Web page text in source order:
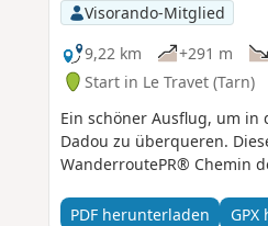
Visorando-Mitglied
9,22 km
+291 m
Start in Le Travet (Tarn)
Ein schöner Ausflug, um
Dadou zu überqueren.
WanderroutePR® Chemin
PDF herunterladen